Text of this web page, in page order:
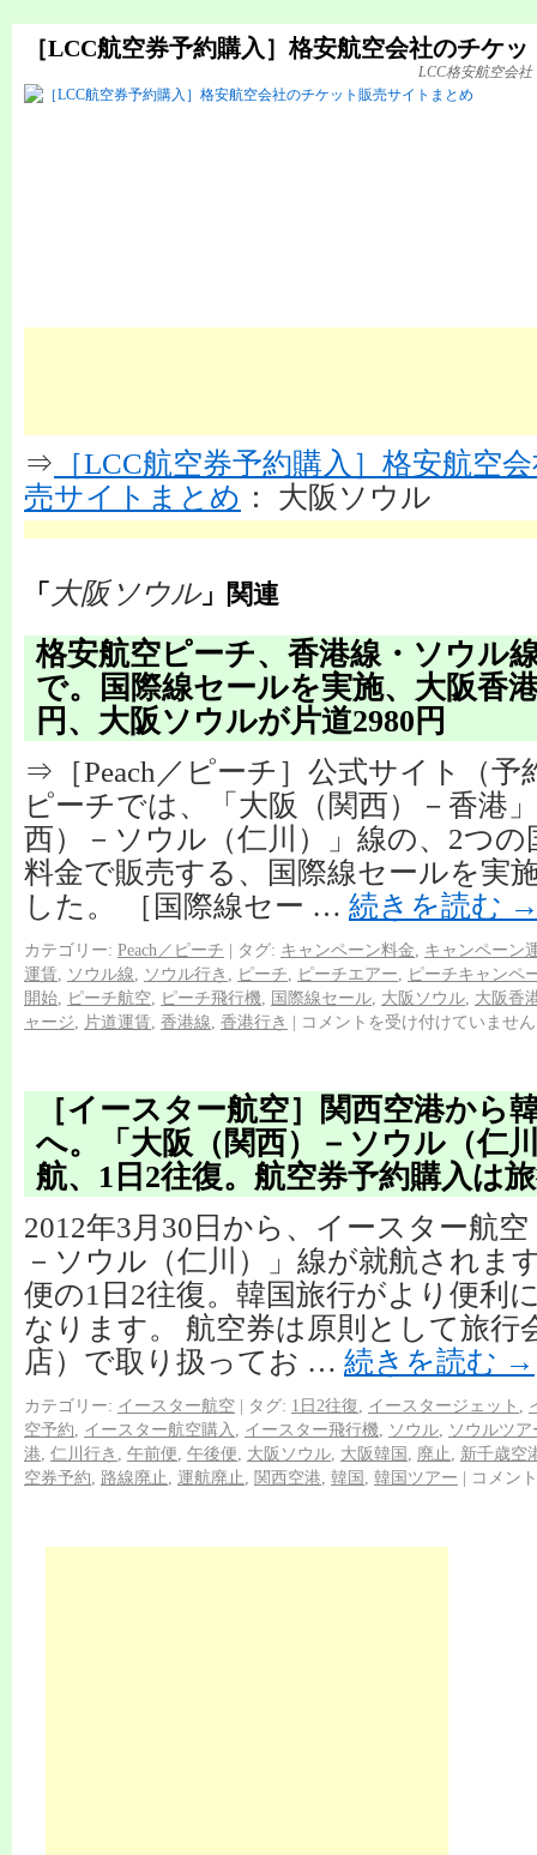
［LCC航空券予約購入］格安航空会社のチケ
LCC格安航空会
⇒ ［LCC航空券予約購入］格安航空
売サイトまとめ ： 大阪ソウル
「 大阪ソウル」関連
格安航空ピーチ、香港線・ソウル
で。国際線セールを実施、大阪香
円、大阪ソウルが片道2980円
⇒［Peach／ピーチ］公式サイト（予
ピーチでは、「大阪（関西）－香港
西）－ソウル（仁川）」線の、2つの
料金で販売する、国際線セールを実
した。 ［国際線セー … 続きを読む
カテゴリー: Peach／ピーチ | タグ: キャンペーン料金
キャンペーン
運賃
ソウル線 ソウル行き ピーチ ピーチエアー
ピーチキャンペ
開始
ピーチ航空 ピーチ飛行機 国際線セール 大阪ソウル 大阪香
ャージ
片道運賃 香港線 香港行き | コメントを受け付けていません
［イースター航空］関西空港から
へ。「大阪（関西）－ソウル（仁
航、1日2往復。航空券予約購入は
2012年3月30日から、イースター航
－ソウル（仁川）」線が就航されま
便の1日2往復。韓国旅行がより便利
なります。 航空券は原則として旅行
店）で取り扱ってお … 続きを読む →
カテゴリー: イースター航空 | タグ: 1日2往復 イースタージェット
空予約
イースター航空購入 イースター飛行機 ソウル
ソウルツア
港 仁川行き 午前便 午後便 大阪ソウル 大阪韓国 廃止
新千歳空
空券予約
路線廃止 運航廃止 関西空港 韓国 韓国ツアー | コメン